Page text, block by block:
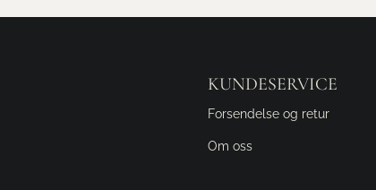
KUNDESERVICE
Forsendelse og retur
Om oss